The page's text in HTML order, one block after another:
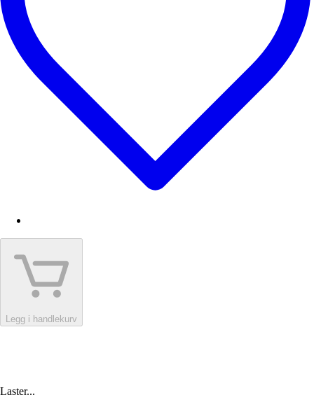
Legg i handlekurv
Laster...